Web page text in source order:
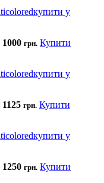
1000 грн. Купити
1125 грн. Купити
1250 грн. Купити